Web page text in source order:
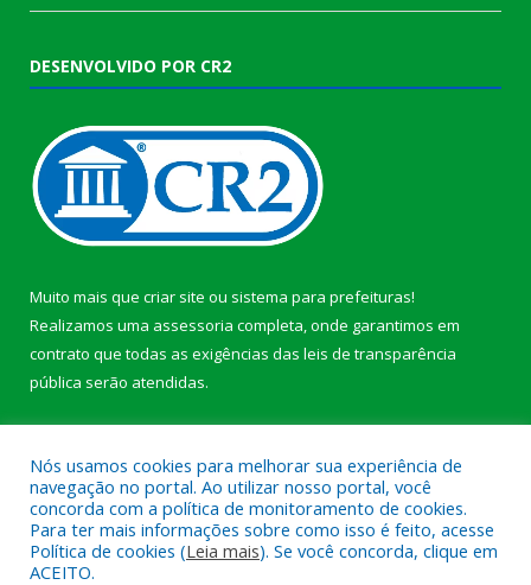
DESENVOLVIDO POR CR2
Muito mais que criar site ou sistema para prefeituras!
Realizamos uma assessoria completa, onde garantimos em
contrato que todas as exigências das leis de transparência
pública serão atendidas.
Todos os direitos reservados a Câmara Municipal de Anajás.
Nós usamos cookies para melhorar sua experiência de
navegação no portal. Ao utilizar nosso portal, você
concorda com a política de monitoramento de cookies.
Para ter mais informações sobre como isso é feito, acesse
Política de cookies (Leia mais). Se você concorda, clique em
ACEITO.